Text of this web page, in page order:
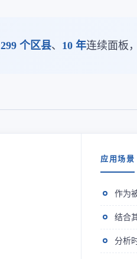
299 个区县、 10 年连续面板
应用场景
作为
结合
分析